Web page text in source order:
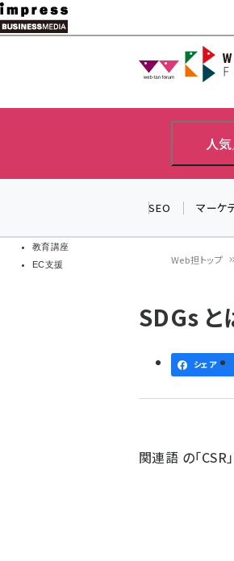
メ
イ
教育講座
EC支援
人
SEO マーケ
ン
く
Web担トップ
SDGs
シェア
関連語 の「CSR